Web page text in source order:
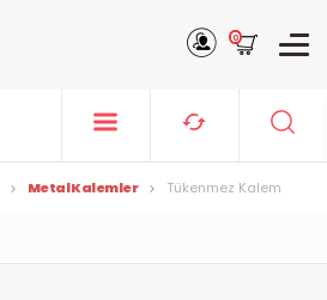
0
Metal Kalemler Tükenmez Kalem